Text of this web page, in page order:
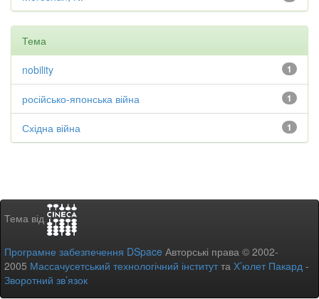
Тема
1
nobility
1
російсько-японська війна
1
Східна війна
Тема від
Програмне забезпечення DSpace Авторські права © 2002-
2005 Массачусетський технологічний інститутта Х’юлет Пакард -
Зворотний зв’язок